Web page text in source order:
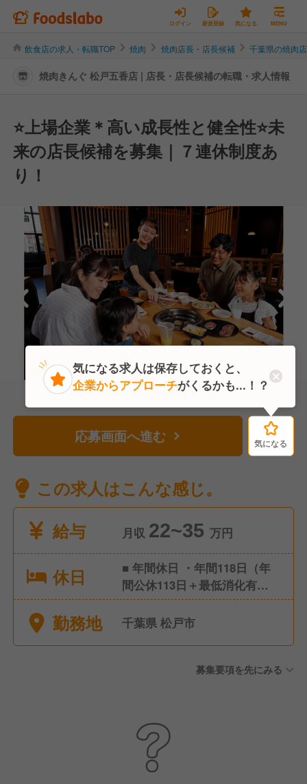
ログイン 新規登録 気になる MENU
飲食店の求人・転職TOP 焼肉 焼肉店長・店長候補 千葉県の焼肉
焼肉きんぐ 松戸五香店 | 店長・店長候補の転職・求人情報
⭐️上場企業＊高い成長性と健全性⭐️未
来の店長候補を募集｜７連休制度あ
り！
応募画面へ進む 気になる
この求人はこんな感じ。
給与
月収 22~35 万円
休日
■ 年間休日 ・年間118日（年
間公休113日＋最低消化有給5
日） ・1ヶ月9休制（※2月のみ
8休） ・大晦日元旦は原則全
勤務地 千葉県 松戸市
募集要項を先にみる
気になる
気になる求人は保存しておくと、
企業からアプローチがくるかも...！？